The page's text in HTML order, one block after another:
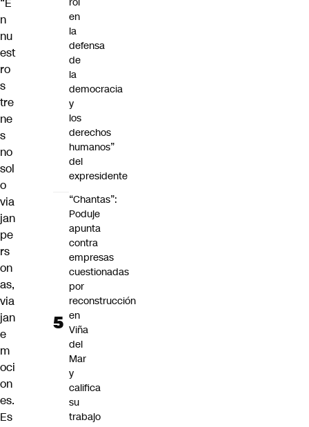
n
nu
est
ro
s
tre
ne
s
no
sol
o
via
jan
pe
rs
on
as,
via
jan
e
m
oci
on
es.
Es
en
la
defensa
de
la
democracia
y
los
derechos
humanos”
del
expresidente
“Chantas”:
Poduje
apunta
contra
empresas
cuestionadas
por
reconstrucción
en
Viña
del
Mar
y
califica
su
trabajo